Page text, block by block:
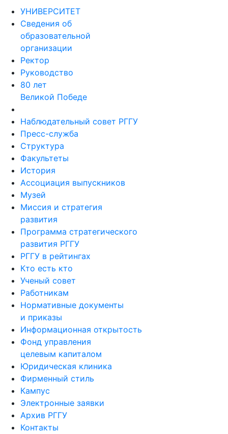
УНИВЕРСИТЕТ
Сведения об
образовательной
организации
Ректор
Руководство
80 лет
Великой Победе
Наблюдательный совет РГГУ
Пресс-служба
Структура
Факультеты
История
Ассоциация выпускников
Музей
Миссия и стратегия
развития
Программа стратегического
развития РГГУ
РГГУ в рейтингах
Кто есть кто
Ученый совет
Работникам
Нормативные документы
и приказы
Информационная открытость
Фонд управления
целевым капиталом
Юридическая клиника
Фирменный стиль
Кампус
Электронные заявки
Архив РГГУ
Контакты